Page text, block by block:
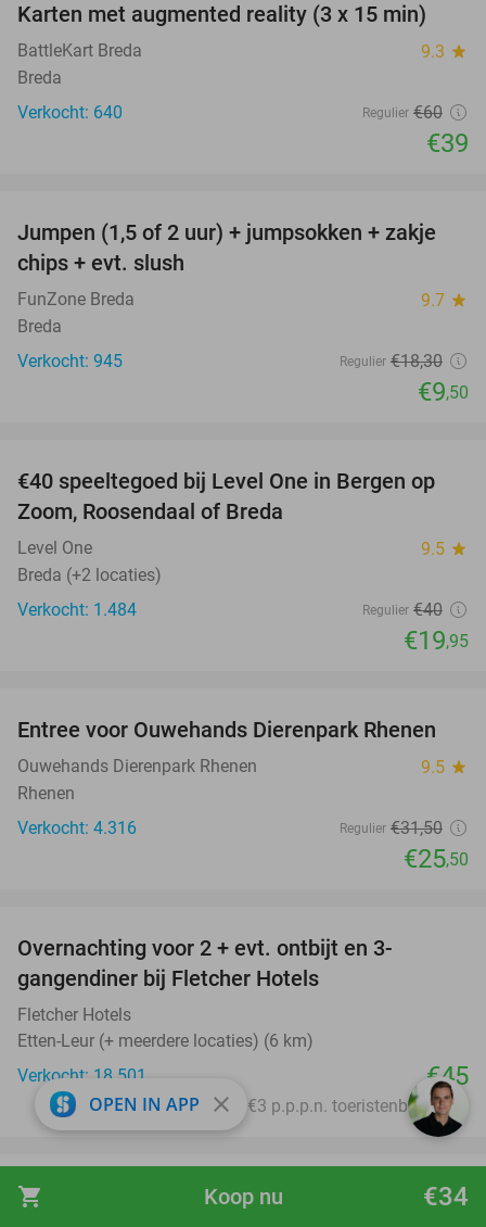
shopping_cart €34
Koop nu
35%
Karten met augmented reality (3 x 15 min)
BattleKart Breda 9.3 star
Breda
Verkocht: 640
Regulier €60
€39
48%
Jumpen (1,5 of 2 uur) + jumpsokken + zakje
chips + evt. slush
FunZone Breda 9.7 star
Breda
Verkocht: 945
Regulier €18,30
€9,50
50%
€40 speeltegoed bij Level One in Bergen op
Zoom, Roosendaal of Breda
Level One 9.5 star
Breda (+2 locaties)
Verkocht: 1.484
Regulier €40
€19,95
19%
Entree voor Ouwehands Dierenpark Rhenen
Ouwehands Dierenpark Rhenen 9.5 star
Rhenen
Verkocht: 4.316
Regulier €31,50
€25,50
Overnachting voor 2 + evt. ontbijt en 3-
gangendiner bij Fletcher Hotels
Fletcher Hotels
Etten-Leur (+ meerdere locaties) (6 km)
Verkocht: 18.501
€45
Excl. ca. €3 p.p.p.n. toeristenbelasting
41%
favorite_border
Pluktuinarrangement + hapjes en drankjes bij
OPEN IN APP close